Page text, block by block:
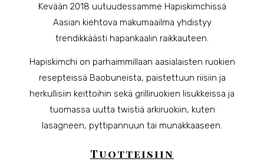
Kevään 2018 uutuudessamme Hapiskimchissä
Aasian kiehtova makumaailma yhdistyy
trendikkäästi hapankaalin raikkauteen.
Hapiskimchi on parhaimmillaan aasialaisten ruokien
resepteissä Baobuneista, paistettuun riisiin ja
herkullisiin keittoihin sekä grilliruokien lisukkeissa ja
tuomassa uutta twistiä arkiruokiin, kuten
lasagneen, pyttipannuun tai munakkaaseen.
Tuotteisiin